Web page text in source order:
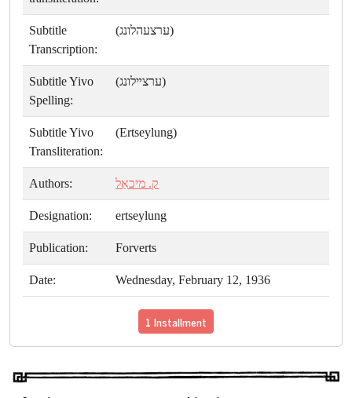
Subtitle
Transcription:
(ערצעהלונג)
Subtitle Yivo
Spelling:
(ערצײלונג)
Subtitle Yivo
Transliteration:
(Ertseylung)
Authors: ק. מיכאַל
Designation: ertseylung
Publication: Forverts
Date: Wednesday, February 12, 1936
1 Installment